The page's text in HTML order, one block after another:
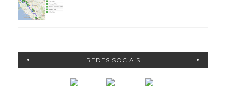
REDES SOCIAIS